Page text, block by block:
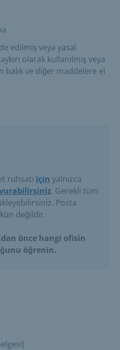
edilmiş veya yasal
olarak kullanılmış veya
balık ve diğer maddelere el
ruhsatı için yalnızca
. Gerekli tüm
Posta
değildir.
önce hangi ofisin
öğrenin.